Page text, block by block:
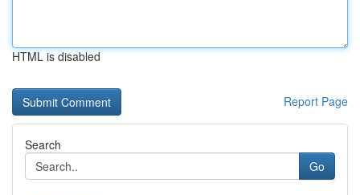
HTML is disabled
Report Page
Search
Go